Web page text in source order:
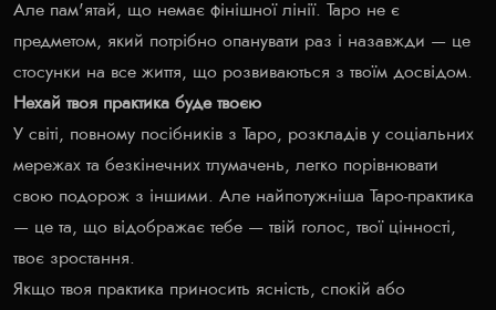
Але пам'ятай, що немає фінішної лінії. Таро не є
предметом, який потрібно опанувати раз і назавжди — це
стосунки на все життя, що розвиваються з твоїм досвідом.
Нехай твоя практика буде твоєю
У світі, повному посібників з Таро, розкладів у соціальних
мережах та безкінечних тлумачень, легко порівнювати
свою подорож з іншими. Але найпотужніша Таро-практика
— це та, що відображає тебе — твій голос, твої цінності,
твоє зростання.
Якщо твоя практика приносить ясність, спокій або